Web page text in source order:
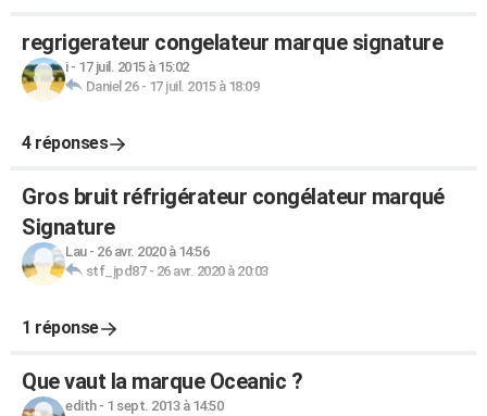
regrigerateur congelateur marque signature
i- 17 juil. 2015 à 15:02
Daniel 26- 17 juil. 2015 à 18:09
4 réponses
Gros bruit réfrigérateur congélateur marqué
Signature
Lau- 26 avr. 2020 à 14:56
stf_jpd87- 26 avr. 2020 à 20:03
1 réponse
Que vaut la marque Oceanic ?
edith- 1 sept. 2013 à 14:50